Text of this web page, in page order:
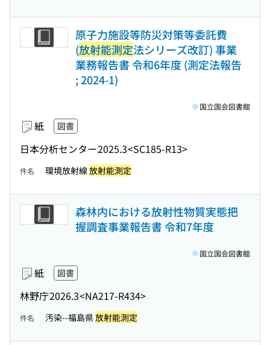
原子力施設等防災対策等委託費
(放射能測定法シリーズ改訂) 事業
業務報告書 令和6年度 (測定法報告
; 2024-1)
紙 図書
日本分析センター2025.3<SC185-R13>
国立国会図書館
件名 環境放射線放射能測定
森林内における放射性物質実態把
握調査事業報告書 令和7年度
紙 図書
林野庁2026.3<NA217-R434>
国立国会図書館
件名 汚染--福島県放射能測定